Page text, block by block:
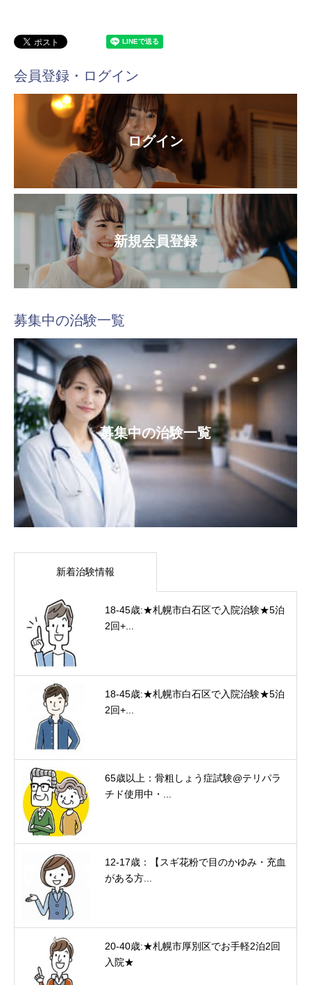
会員登録・ログイン
ログイン
新規会員登録
募集中の治験一覧
募集中の治験一覧
新着治験情報
18-45歳:★札幌市白石区で入院治験★5泊
2回+...
18-45歳:★札幌市白石区で入院治験★5泊
2回+...
65歳以上：骨粗しょう症試験@テリパラ
チド使用中・...
12-17歳：【スギ花粉で目のかゆみ・充血
がある方...
20-40歳:★札幌市厚別区でお手軽2泊2回
入院★